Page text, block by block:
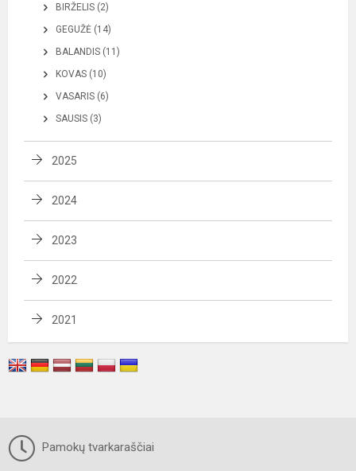
BIRŽELIS (2)
GEGUŽĖ (14)
BALANDIS (11)
KOVAS (10)
VASARIS (6)
SAUSIS (3)
2025
2024
2023
2022
2021
Pamokų tvarkaraščiai